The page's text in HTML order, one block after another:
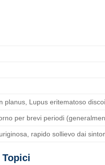
planus, Lupus eritematoso
per brevi periodi
rapido sollievo dai